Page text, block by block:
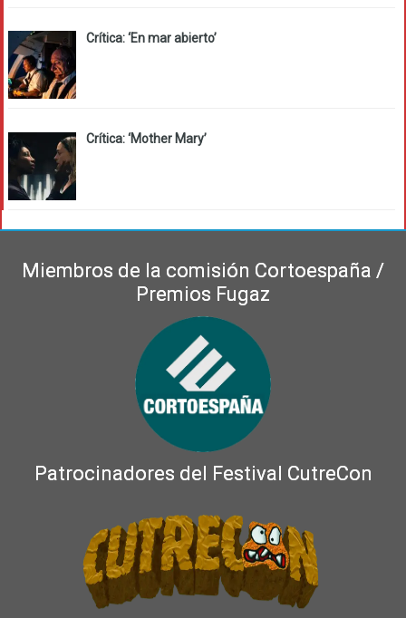
Crítica: ‘En mar abierto’
Crítica: ‘Mother Mary’
Miembros de la comisión Cortoespaña /
Premios Fugaz
Patrocinadores del Festival CutreCon